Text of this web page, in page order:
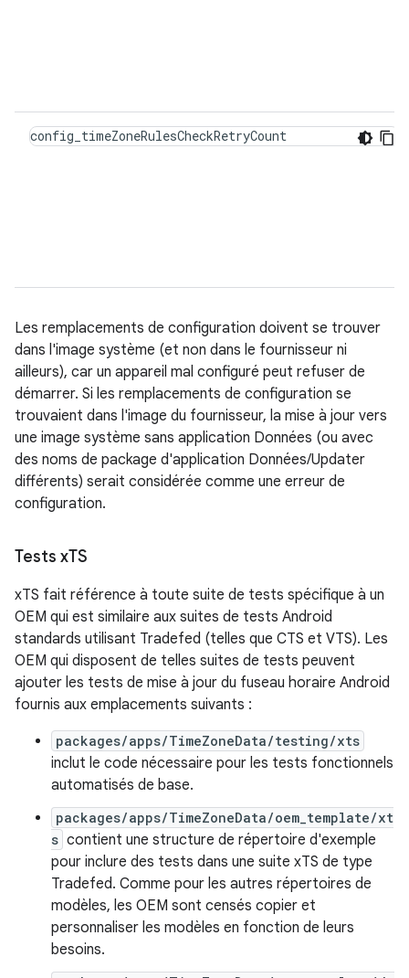
config_timeZoneRulesCheckRetryCount
Les remplacements de configuration doivent se trouver
dans l'image système (et non dans le fournisseur ni
ailleurs), car un appareil mal configuré peut refuser de
démarrer. Si les remplacements de configuration se
trouvaient dans l'image du fournisseur, la mise à jour vers
une image système sans application Données (ou avec
des noms de package d'application Données/Updater
différents) serait considérée comme une erreur de
configuration.
Tests xTS
xTS fait référence à toute suite de tests spécifique à un
OEM qui est similaire aux suites de tests Android
standards utilisant Tradefed (telles que CTS et VTS). Les
OEM qui disposent de telles suites de tests peuvent
ajouter les tests de mise à jour du fuseau horaire Android
fournis aux emplacements suivants :
packages/apps/TimeZoneData/testing/xts
inclut le code nécessaire pour les tests fonctionnels
automatisés de base.
packages/apps/TimeZoneData/oem_template/xt
s contient une structure de répertoire d'exemple
pour inclure des tests dans une suite xTS de type
Tradefed. Comme pour les autres répertoires de
modèles, les OEM sont censés copier et
personnaliser les modèles en fonction de leurs
besoins.